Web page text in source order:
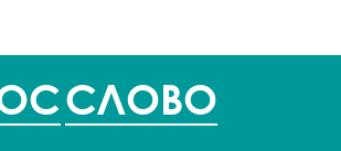
СЛОВО